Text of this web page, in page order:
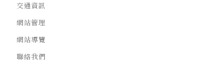
交通資訊
網站管理
網站導覽
聯絡我們